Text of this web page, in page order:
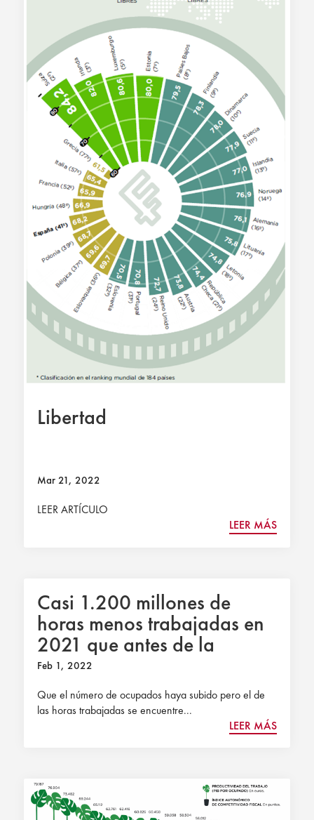
Libertad
Mar 21, 2022
LEER ARTÍCULO
LEER MÁS
Casi 1.200 millones de
horas menos trabajadas en
2021 que antes de la
pandemia
Feb 1, 2022
Que el número de ocupados haya subido pero el de
las horas trabajadas se encuentre...
LEER MÁS